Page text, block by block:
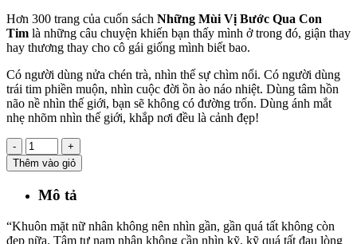
Hơn 300 trang của cuốn sách Những Mùi Vị Bước Qua Con
Tim là những câu chuyện khiến bạn thấy mình ở trong đó, giận thay
hay thương thay cho cô gái giống mình biết bao.
Có người dùng nửa chén trà, nhìn thế sự chìm nổi. Có người dùng
trái tim phiền muộn, nhìn cuộc đời ồn ào náo nhiệt. Dùng tâm hồn
não nề nhìn thế giới, bạn sẽ không có đường trốn. Dùng ánh mắt
nhẹ nhõm nhìn thế giới, khắp nơi đều là cảnh đẹp!
-
+
Thêm vào giỏ
Mô tả
“Khuôn mặt nữ nhân không nên nhìn gần, gần quá tất không còn
đẹp nữa. Tâm tư nam nhân không cần nhìn kỹ, kỹ quá tất đau lòng